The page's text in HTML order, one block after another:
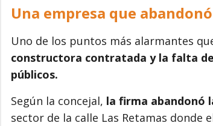
Una empresa que
Uno de los puntos más alarmantes
constructora contratada y la falta
públicos.
Según la concejal, la firma abandonó
sector de la calle Las Retamas